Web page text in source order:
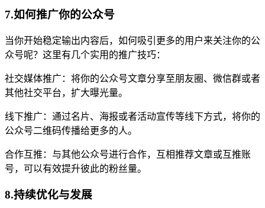
7.如何推广你的公众号
当你开始稳定输出内容后，如何吸引更多的用户来关注你的公
众号呢？这里有几个实用的推广技巧：
社交媒体推广：将你的公众号文章分享至朋友圈、微信群或者
其他社交平台，扩大曝光量。
线下推广：通过名片、海报或者活动宣传等线下方式，将你的
公众号二维码传播给更多的人。
合作互推：与其他公众号进行合作，互相推荐文章或互推账
号，可以有效提升彼此的粉丝量。
8.持续优化与发展